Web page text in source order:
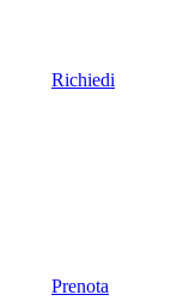
Richiedi
Prenota